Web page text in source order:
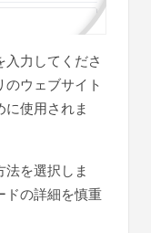
力してくださ
ウェブサイト
使用されま
を選択しま
ドの詳細を慎重